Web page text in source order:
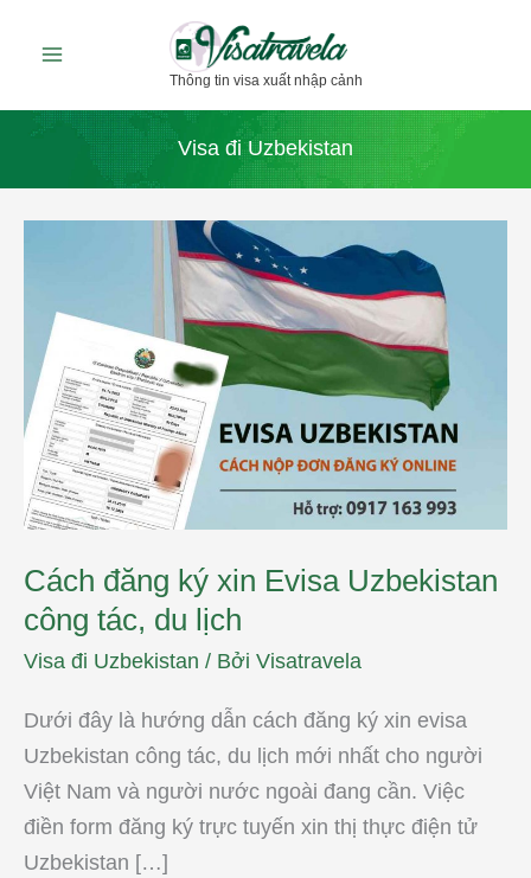
dung
Thông tin visa xuất nhập cảnh
Visa đi Uzbekistan
Cách đăng ký xin Evisa Uzbekistan
công tác, du lịch
Visa đi Uzbekistan / Bởi Visatravela
Dưới đây là hướng dẫn cách đăng ký xin evisa
Uzbekistan công tác, du lịch mới nhất cho người
Việt Nam và người nước ngoài đang cần. Việc
điền form đăng ký trực tuyến xin thị thực điện tử
Uzbekistan […]
Evisa
Uzbekistan
công
tác,
du
lịch